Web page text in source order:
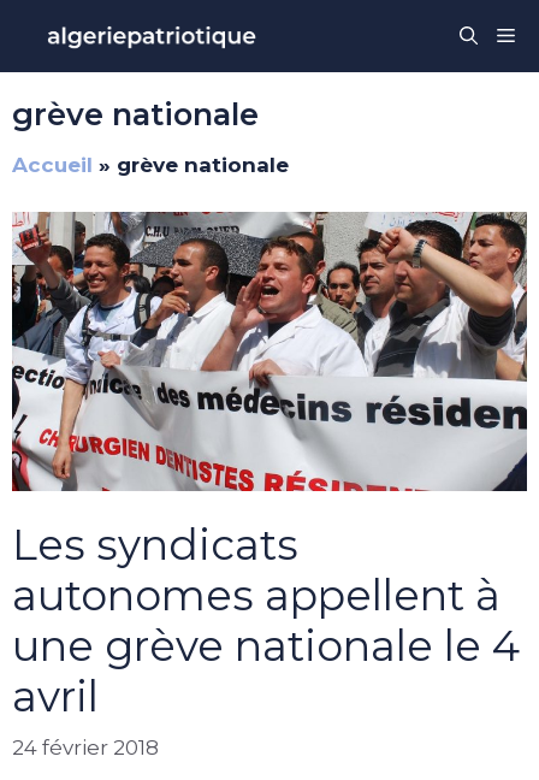
contenu
grève nationale
Accueil » grève nationale
Les syndicats
autonomes appellent à
une grève nationale le 4
avril
24 février 2018